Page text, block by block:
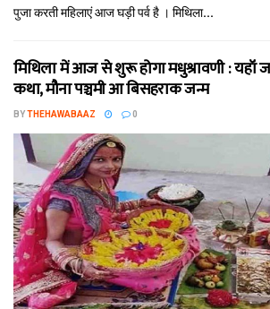
पुजा करती महिलाएं आज घड़ी पर्व है । मिथि‍ला...
मिथि‍ला में आज से शुरू होगा मधुश्रावणी : यहॉं
कथा, मौना पञ्चमी आ बिसहराक जन्म
BYTHEHAWABAAZ 0